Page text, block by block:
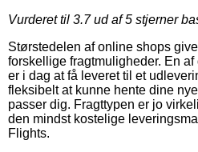
Vurderet til 3.7ud af 5 stjerner
Størstedelen af online shops
forskellige fragtmuligheder. En
er i dag at få leveret til et
fleksibelt at kunne hente dine
passer dig. Fragttypen er jo
den mindst kostelige
Flights.